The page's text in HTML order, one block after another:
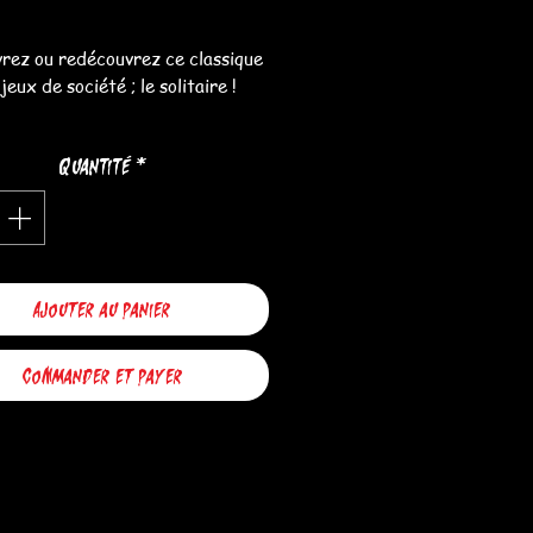
ou redécouvrez ce classique
de société ; le solitaire !
partie est gagnée quand il ne
qu'une bille sur le plateau ! Un
en jute est fournis afin de
ranger les 33 billes en bois.
plateau est réalisé en chêne
finition vernis incolore.
Dimensions ; 20cm / 20cm
Quantité*
Ajouter au panier
Commander et payer